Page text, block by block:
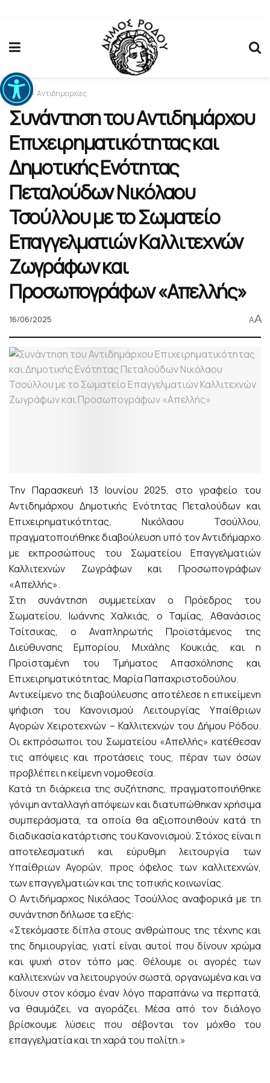
Ανοίξτε τη γραμμή εργαλείων
Home Αντιδημαρχίες
Συνάντηση του Αντιδημάρχου
Επιχειρηματικότητας και
Δημοτικής Ενότητας
Πεταλούδων Νικόλαου
Τσούλλου με το Σωματείο
Επαγγελματιών Καλλιτεχνών
Ζωγράφων και
Προσωπογράφων «Απελλής»
16/06/2025 AA
Την Παρασκευή 13 Ιουνίου 2025, στο γραφείο του
Αντιδημάρχου Δημοτικής Ενότητας Πεταλούδων και
Επιχειρηματικότητας, Νικόλαου Τσούλλου,
πραγματοποιήθηκε διαβούλευση υπό τον Αντιδήμαρχο
με εκπροσώπους του Σωματείου Επαγγελματιών
Καλλιτεχνών Ζωγράφων και Προσωπογράφων
«Απελλής».
Στη συνάντηση συμμετείχαν ο Πρόεδρος του
Σωματείου, Ιωάννης Χαλκιάς, ο Ταμίας, Αθανάσιος
Τσίτσικας, ο Αναπληρωτής Προϊστάμενος της
Διεύθυνσης Εμπορίου, Μιχάλης Κουκιάς, και η
Προϊσταμένη του Τμήματος Απασχόλησης και
Επιχειρηματικότητας, Μαρία Παπαχριστοδούλου.
Αντικείμενο της διαβούλευσης αποτέλεσε η επικείμενη
ψήφιση του Κανονισμού Λειτουργίας Υπαίθριων
Αγορών Χειροτεχνών – Καλλιτεχνών του Δήμου Ρόδου.
Οι εκπρόσωποι του Σωματείου «Απελλής» κατέθεσαν
τις απόψεις και προτάσεις τους, πέραν των όσων
προβλέπει η κείμενη νομοθεσία.
Κατά τη διάρκεια της συζήτησης, πραγματοποιήθηκε
γόνιμη ανταλλαγή απόψεων και διατυπώθηκαν χρήσιμα
συμπεράσματα, τα οποία θα αξιοποιηθούν κατά τη
διαδικασία κατάρτισης του Κανονισμού. Στόχος είναι η
αποτελεσματική και εύρυθμη λειτουργία των
Υπαίθριων Αγορών, προς όφελος των καλλιτεχνών,
των επαγγελματιών και της τοπικής κοινωνίας.
Ο Αντιδήμαρχος Νικόλαος Τσούλλος αναφορικά με τη
συνάντηση δήλωσε τα εξής:
«Στεκόμαστε δίπλα στους ανθρώπους της τέχνης και
της δημιουργίας, γιατί είναι αυτοί που δίνουν χρώμα
και ψυχή στον τόπο μας. Θέλουμε οι αγορές των
καλλιτεχνών να λειτουργούν σωστά, οργανωμένα και να
δίνουν στον κόσμο έναν λόγο παραπάνω να περπατά,
να θαυμάζει, να αγοράζει. Μέσα από τον διάλογο
βρίσκουμε λύσεις που σέβονται τον μόχθο του
επαγγελματία και τη χαρά του πολίτη.»